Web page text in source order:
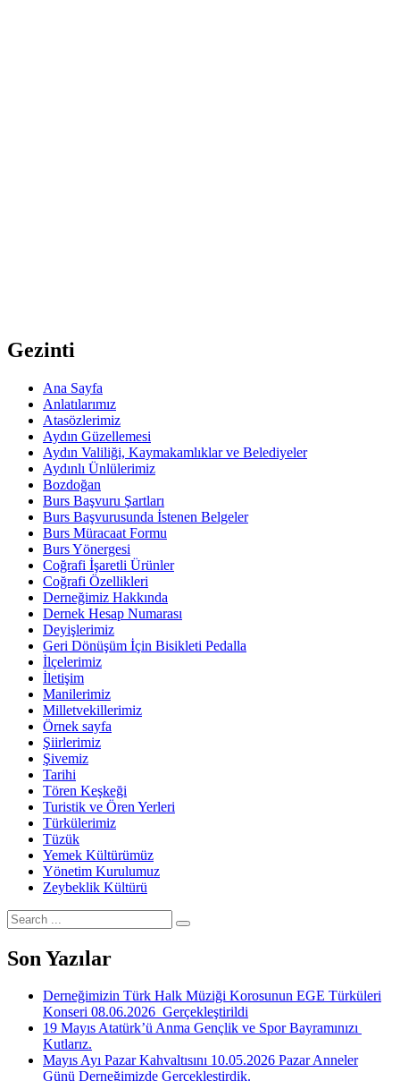
Gezinti
Ana Sayfa
Anlatılarımız
Atasözlerimiz
Aydın Güzellemesi
Aydın Valiliği, Kaymakamlıklar ve Belediyeler
Aydınlı Ünlülerimiz
Bozdoğan
Burs Başvuru Şartları
Burs Başvurusunda İstenen Belgeler
Burs Müracaat Formu
Burs Yönergesi
Coğrafi İşaretli Ürünler
Coğrafi Özellikleri
Derneğimiz Hakkında
Dernek Hesap Numarası
Deyişlerimiz
Geri Dönüşüm İçin Bisikleti Pedalla
İlçelerimiz
İletişim
Manilerimiz
Milletvekillerimiz
Örnek sayfa
Şiirlerimiz
Şivemiz
Tarihi
Tören Keşkeği
Turistik ve Ören Yerleri
Türkülerimiz
Tüzük
Yemek Kültürümüz
Yönetim Kurulumuz
Zeybeklik Kültürü
Search
for:
Son Yazılar
Derneğimizin Türk Halk Müziği Korosunun EGE Türküleri
Konseri 08.06.2026 Gerçekleştirildi
19 Mayıs Atatürk’ü Anma Gençlik ve Spor Bayramınızı
Kutlarız.
Mayıs Ayı Pazar Kahvaltısını 10.05.2026 Pazar Anneler
Günü Derneğimizde Gerçekleştirdik.